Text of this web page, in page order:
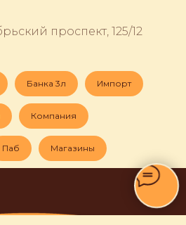
проспект, 125/12
Банка 3л Импорт
Компания
Паб Магазины